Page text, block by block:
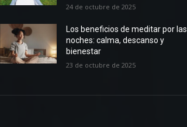
24 de octubre de 2025
Los beneficios de meditar por las
noches: calma, descanso y
bienestar
23 de octubre de 2025